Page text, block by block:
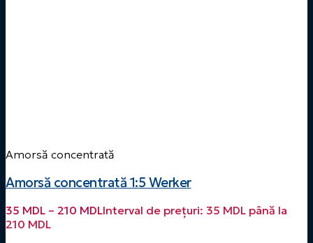
Amorsă concentrată
Amorsă concentrată 1:5 Werker
35 MDL – 210 MDLInterval de prețuri: 35 MDL până la
210 MDL